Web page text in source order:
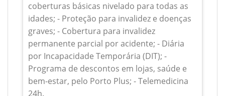
coberturas básicas nivelado para todas as
idades; - Proteção para invalidez e doenças
graves; - Cobertura para invalidez
permanente parcial por acidente; - Diária
por Incapacidade Temporária (DIT); -
Programa de descontos em lojas, saúde e
bem-estar, pelo Porto Plus; - Telemedicina
24h.